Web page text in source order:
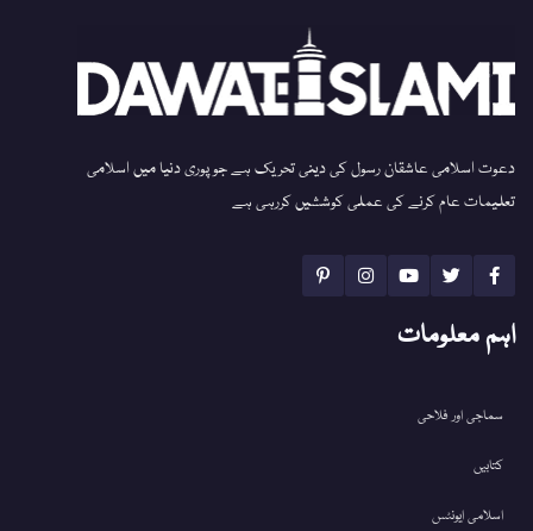
دعوت اسلامی عاشقان رسول کی دینی تحریک ہے جو پوری دنیا میں اسلامی
تعلیمات عام کرنے کی عملی کوششیں کررہی ہے
اہم معلومات
سماجی اور فلاحی
کتابیں
اسلامی ایونٹس